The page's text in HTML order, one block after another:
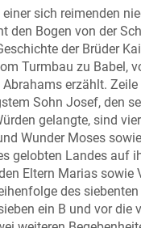
sich reimenden
den Bogen von der
der Brüder
Turmbau zu Babel,
erzählt.
Sohn Josef, den
gelangte, sind
Wunder Moses
gelobten Landes auf
Eltern Marias sowie
des
ein B und vor die